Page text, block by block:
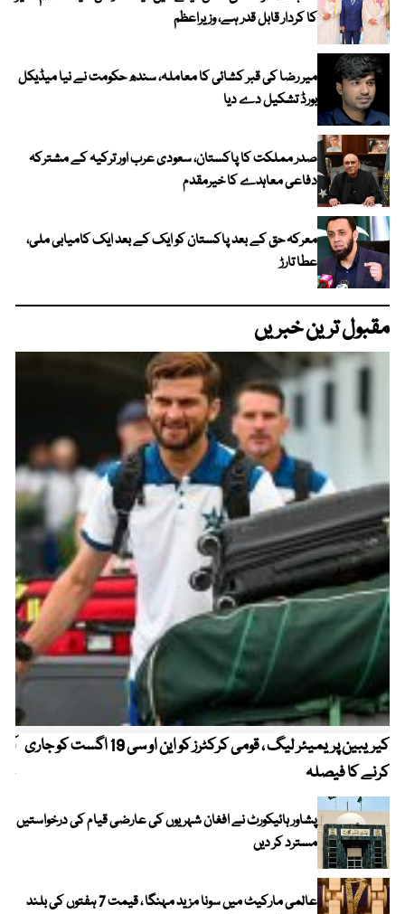
کا کردار قابل قدر ہے، وزیراعظم
میر رضا کی قبر کشائی کا معاملہ، سندھ حکومت نے نیا میڈیکل
بورڈ تشکیل دے دیا
صدر مملکت کا پاکستان، سعودی عرب اور ترکیہ کے مشترکہ
دفاعی معاہدے کا خیرمقدم
معرکہ حق کے بعد پاکستان کو ایک کے بعد ایک کامیابی ملی،
عطا تارڑ
مقبول ترین خبریں
کیریبین پریمیئر لیگ ، قومی کرکٹرز کو این او سی 19 اگست کو جاری
کرنے کا فیصلہ
پشاور ہائیکورٹ نے افغان شہریوں کی عارضی قیام کی درخواستیں
مسترد کر دیں
عالمی مارکیٹ میں سونا مزید مہنگا ، قیمت 7 ہفتوں کی بلند